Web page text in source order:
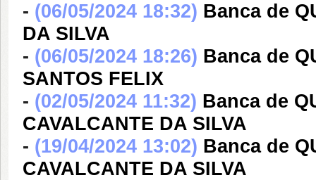
- (06/05/2024 18:32) Banca de
DA SILVA
- (06/05/2024 18:26) Banca de
SANTOS FELIX
- (02/05/2024 11:32) Banca de
CAVALCANTE DA SILVA
- (19/04/2024 13:02) Banca de
CAVALCANTE DA SILVA